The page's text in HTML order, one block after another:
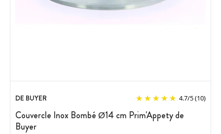
DE BUYER 4.7/5(10)
Couvercle Inox Bombé Ø14 cm Prim'Appety de
Buyer